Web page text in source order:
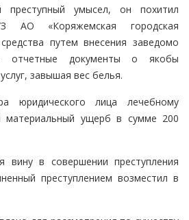
преступный умысел, он похитил
АО «Коряжемская городская
путем внесения заведомо
отчетные документы о якобы
завышая вес белья.
юридического лица лечебному
материальный ущерб в сумме 200
вину в совершении преступления
преступлением возместил в